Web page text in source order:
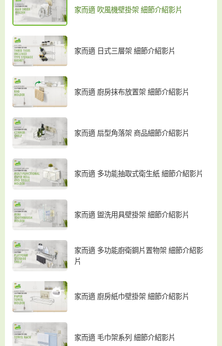
家而適 吹風機壁掛架 細節介紹影片
家而適 日式三層架 細節介紹影片
家而適 廚房抹布放置架 細節介紹影片
家而適 扇型角落架 商品細節介紹影片
家而適 多功能抽取式衛生紙 細節介紹影片
家而適 盥洗用具壁掛架 細節介紹影片
家而適 多功能廚衛鋼片置物架 細節介紹影
片
家而適 廚房紙巾壁掛架 細節介紹影片
家而適 毛巾架系列 細節介紹影片